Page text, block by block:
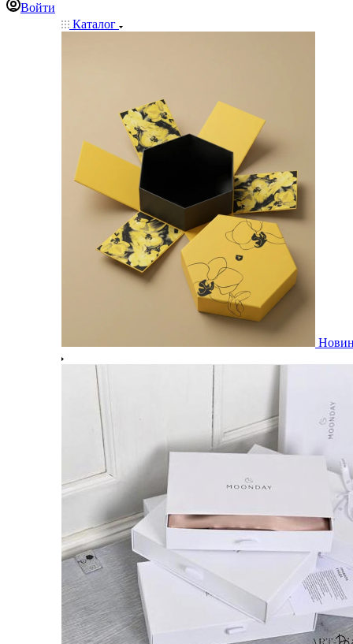
Войти
Каталог